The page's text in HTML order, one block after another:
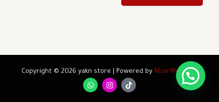
Copyright © 2026 yakn store | Powered by MsarWeb.com